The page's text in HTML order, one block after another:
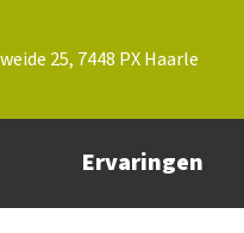
25, 7448 PX Haarle
Ervaringen